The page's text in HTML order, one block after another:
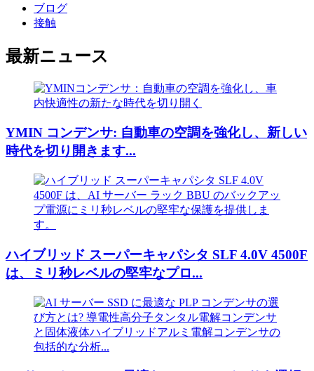
ブログ
接触
最新ニュース
YMIN コンデンサ: 自動車の空調を強化し、新しい
時代を切り開きます...
ハイブリッド スーパーキャパシタ SLF 4.0V 4500F
は、ミリ秒レベルの堅牢なプロ...